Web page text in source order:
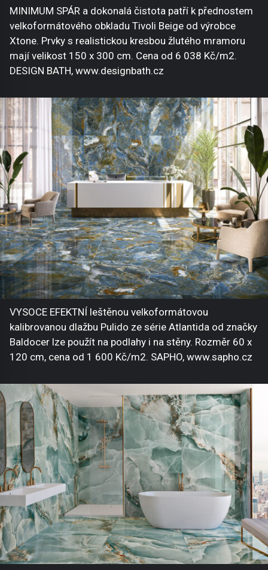
MINIMUM SPÁR a dokonalá čistota patří k přednostem
velkoformátového obkladu Tivoli Beige od výrobce
Xtone. Prvky s realistickou kresbou žlutého mramoru
mají velikost 150 x 300 cm. Cena od 6 038 Kč/m2.
DESIGN BATH, www.designbath.cz
VYSOCE EFEKTNÍ leštěnou velkoformátovou
kalibrovanou dlažbu Pulido ze série Atlantida od značky
Baldocer lze použít na podlahy i na stěny. Rozměr 60 x
120 cm, cena od 1 600 Kč/m2. SAPHO, www.sapho.cz